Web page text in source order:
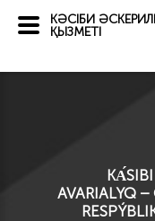
AVARIALYQ
КӘСІБИ
ҚЫЗМЕТІ